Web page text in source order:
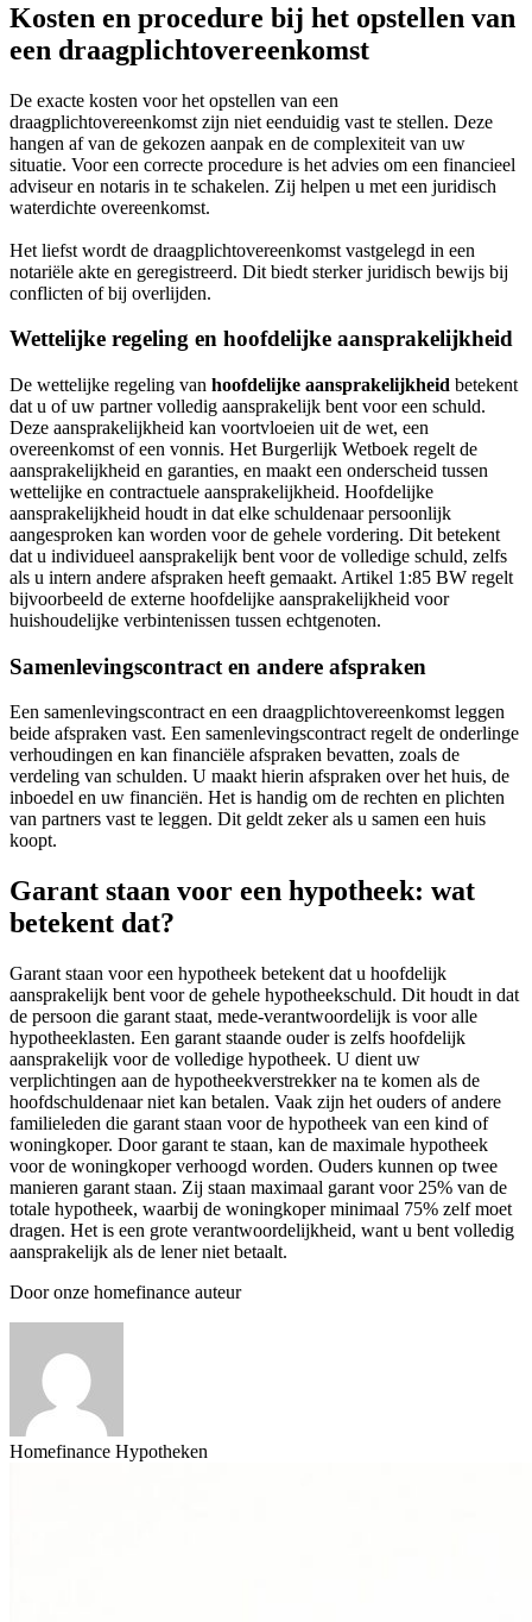
Kosten en procedure bij het opstellen van
een draagplichtovereenkomst
De exacte kosten voor het opstellen van een
draagplichtovereenkomst zijn niet eenduidig vast te stellen. Deze
hangen af van de gekozen aanpak en de complexiteit van uw
situatie. Voor een correcte procedure is het advies om een financieel
adviseur en notaris in te schakelen. Zij helpen u met een juridisch
waterdichte overeenkomst.
Het liefst wordt de draagplichtovereenkomst vastgelegd in een
notariële akte en geregistreerd. Dit biedt sterker juridisch bewijs bij
conflicten of bij overlijden.
Wettelijke regeling en hoofdelijke aansprakelijkheid
De wettelijke regeling van hoofdelijke aansprakelijkheid betekent
dat u of uw partner volledig aansprakelijk bent voor een schuld.
Deze aansprakelijkheid kan voortvloeien uit de wet, een
overeenkomst of een vonnis. Het Burgerlijk Wetboek regelt de
aansprakelijkheid en garanties, en maakt een onderscheid tussen
wettelijke en contractuele aansprakelijkheid. Hoofdelijke
aansprakelijkheid houdt in dat elke schuldenaar persoonlijk
aangesproken kan worden voor de gehele vordering. Dit betekent
dat u individueel aansprakelijk bent voor de volledige schuld, zelfs
als u intern andere afspraken heeft gemaakt. Artikel 1:85 BW regelt
bijvoorbeeld de externe hoofdelijke aansprakelijkheid voor
huishoudelijke verbintenissen tussen echtgenoten.
Samenlevingscontract en andere afspraken
Een samenlevingscontract en een draagplichtovereenkomst leggen
beide afspraken vast. Een samenlevingscontract regelt de onderlinge
verhoudingen en kan financiële afspraken bevatten, zoals de
verdeling van schulden. U maakt hierin afspraken over het huis, de
inboedel en uw financiën. Het is handig om de rechten en plichten
van partners vast te leggen. Dit geldt zeker als u samen een huis
koopt.
Garant staan voor een hypotheek: wat
betekent dat?
Garant staan voor een hypotheek betekent dat u hoofdelijk
aansprakelijk bent voor de gehele hypotheekschuld. Dit houdt in dat
de persoon die garant staat, mede-verantwoordelijk is voor alle
hypotheeklasten. Een garant staande ouder is zelfs hoofdelijk
aansprakelijk voor de volledige hypotheek. U dient uw
verplichtingen aan de hypotheekverstrekker na te komen als de
hoofdschuldenaar niet kan betalen. Vaak zijn het ouders of andere
familieleden die garant staan voor de hypotheek van een kind of
woningkoper. Door garant te staan, kan de maximale hypotheek
voor de woningkoper verhoogd worden. Ouders kunnen op twee
manieren garant staan. Zij staan maximaal garant voor 25% van de
totale hypotheek, waarbij de woningkoper minimaal 75% zelf moet
dragen. Het is een grote verantwoordelijkheid, want u bent volledig
aansprakelijk als de lener niet betaalt.
Door onze homefinance auteur
Homefinance Hypotheken